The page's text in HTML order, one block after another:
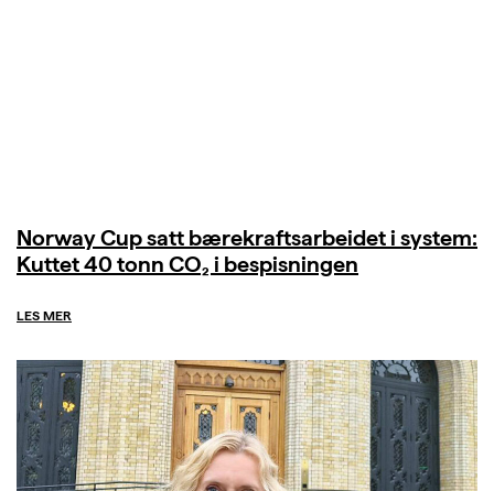
Norway Cup satt bærekraftsarbeidet i system:
Kuttet 40 tonn CO₂ i bespisningen
LES MER